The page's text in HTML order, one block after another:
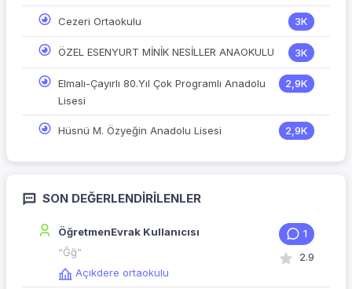
Cezeri Ortaokulu 3K
ÖZEL ESENYURT MİNİK NESİLLER ANAOKULU 3K
Elmalı-Çayırlı 80.Yıl Çok Programlı Anadolu
Lisesi
2,9K
Hüsnü M. Özyeğin Anadolu Lisesi 2,9K
SON DEĞERLENDIRILENLER
ÖğretmenEvrak Kullanıcısı
“Ğğ”
Açıkdere ortaokulu
1
2.9